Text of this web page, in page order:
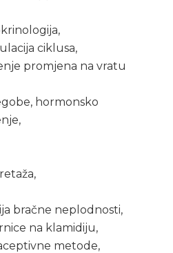
ciklusa,
promjena na vratu
hormonsko
bračne neplodnosti,
na klamidiju,
metode,